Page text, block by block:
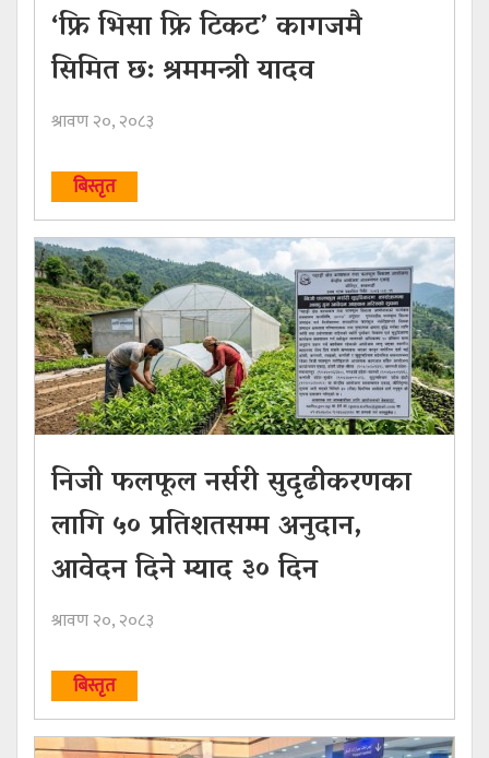
‘फ्रि भिसा फ्रि टिकट’ कागजमै
सिमित छ: श्रममन्त्री यादव
श्रावण २०, २०८३
बिस्तृत
निजी फलफूल नर्सरी सुदृढीकरणका
लागि ५० प्रतिशतसम्म अनुदान,
आवेदन दिने म्याद ३० दिन
श्रावण २०, २०८३
बिस्तृत